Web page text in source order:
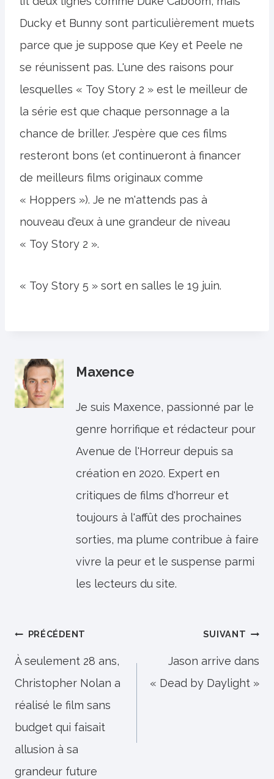
Ducky et Bunny sont particulièrement muets
parce que je suppose que Key et Peele ne
se réunissent pas. L'une des raisons pour
lesquelles « Toy Story 2 » est le meilleur de
la série est que chaque personnage a la
chance de briller. J'espère que ces films
resteront bons (et continueront à financer
de meilleurs films originaux comme
« Hoppers »). Je ne m'attends pas à
nouveau d'eux à une grandeur de niveau
« Toy Story 2 ».
« Toy Story 5 » sort en salles le 19 juin.
Maxence
Je suis Maxence, passionné par le
genre horrifique et rédacteur pour
Avenue de l'Horreur depuis sa
création en 2020. Expert en
critiques de films d'horreur et
toujours à l'affût des prochaines
sorties, ma plume contribue à faire
vivre la peur et le suspense parmi
les lecteurs du site.
Navigation
de
l’article
PRÉCÉDENT
À seulement 28 ans,
Christopher Nolan a
réalisé le film sans
budget qui faisait
allusion à sa
grandeur future
SUIVANT
Jason arrive dans
« Dead by Daylight »